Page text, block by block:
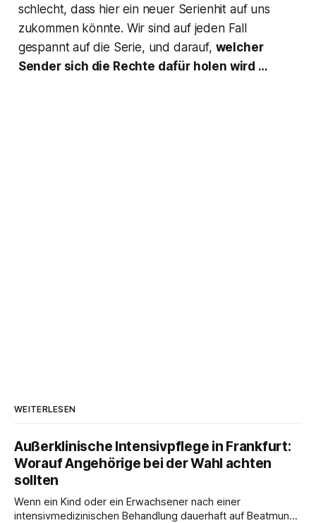
schlecht, dass hier ein neuer Serienhit auf uns
zukommen könnte. Wir sind auf jeden Fall
gespannt auf die Serie, und darauf, welcher
Sender sich die Rechte dafür holen wird …
WEITERLESEN
Außerklinische Intensivpflege in Frankfurt:
Worauf Angehörige bei der Wahl achten
sollten
Wenn ein Kind oder ein Erwachsener nach einer
intensivmedizinischen Behandlung dauerhaft auf Beatmung